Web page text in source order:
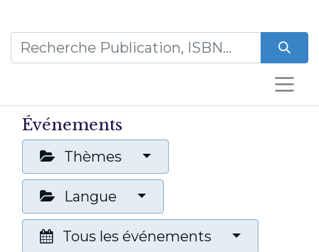
Événements
Thèmes
Langue
Tous les événements